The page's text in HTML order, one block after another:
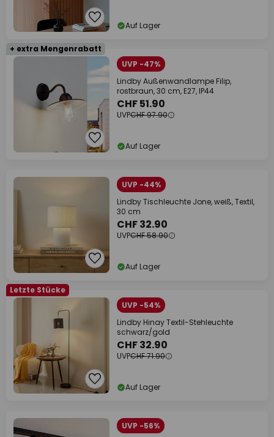
Auf Lager
+ extra Mengenrabatt
UVP -47%
Lindby Außenwandlampe Filip,
rostbraun, 30 cm, E27, IP44
CHF 51.90
UVPCHF 97.90
Auf Lager
UVP -44%
Lindby Tischleuchte Jone, weiß, Textil,
30 cm
CHF 32.90
UVPCHF 58.90
Auf Lager
Letzte Stücke
UVP -54%
Lindby Hinay Textil-Stehleuchte
schwarz/gold
CHF 32.90
UVPCHF 71.90
Auf Lager
UVP -56%